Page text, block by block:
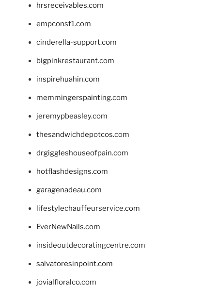
hrsreceivables.com
empconst1.com
cinderella-support.com
bigpinkrestaurant.com
inspirehuahin.com
memmingerspainting.com
jeremypbeasley.com
thesandwichdepotcos.com
drgiggleshouseofpain.com
hotflashdesigns.com
garagenadeau.com
lifestylechauffeurservice.com
EverNewNails.com
insideoutdecoratingcentre.com
salvatoresinpoint.com
jovialfloralco.com